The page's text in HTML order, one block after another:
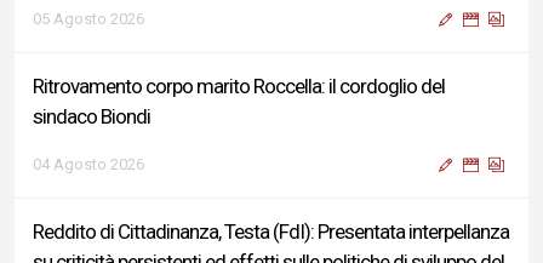
05 Agosto 2026
Ritrovamento corpo marito Roccella: il cordoglio del
sindaco Biondi
04 Agosto 2026
Reddito di Cittadinanza, Testa (FdI): Presentata interpellanza